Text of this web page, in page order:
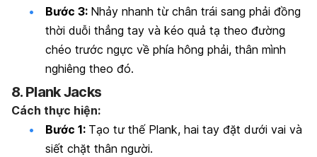
Bước 3: Nhảy nhanh từ chân trái sang phải đồng
thời duỗi thẳng tay và kéo quả tạ theo đường
chéo trước ngực về phía hông phải, thân mình
nghiêng theo đó.
8. Plank Jacks
Cách thực hiện:
Bước 1: Tạo tư thế Plank, hai tay đặt dưới vai và
siết chặt thân người.